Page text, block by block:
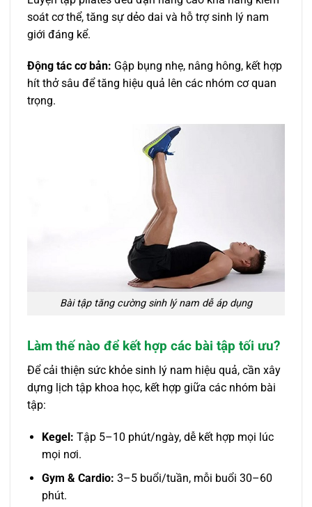
soát cơ thể, tăng sự dẻo dai và hỗ trợ sinh lý nam
giới đáng kể.
Động tác cơ bản: Gập bụng nhẹ, nâng hông, kết hợp
hít thở sâu để tăng hiệu quả lên các nhóm cơ quan
trọng.
Bài tập tăng cường sinh lý nam dễ áp dụng
Làm thế nào để kết hợp các bài tập tối ưu?
Để cải thiện sức khỏe sinh lý nam hiệu quả, cần xây
dựng lịch tập khoa học, kết hợp giữa các nhóm bài
tập:
Kegel: Tập 5–10 phút/ngày, dễ kết hợp mọi lúc
mọi nơi.
Gym & Cardio: 3–5 buổi/tuần, mỗi buổi 30–60
phút.